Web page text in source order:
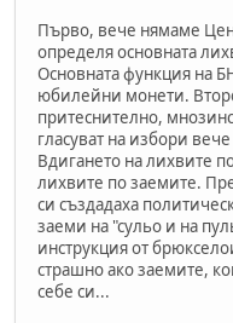
Първо, вече нямаме
определя основната
Основната функция на
юбилейни монети.
притеснително,
гласуват на избори
Вдигането на лихвите
лихвите по заемите.
си създадаха
заеми на "сульо и на
инструкция от
страшно ако заемите,
себе си...